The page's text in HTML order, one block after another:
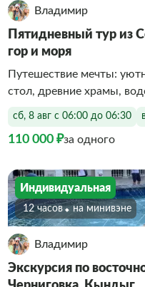
Владимир
Пятидневный тур из
гор и моря
Путешествие мечты:
стол, древние храмы,
сб, 8 авг с 06:00 до 06:30
110 000 ₽за одного
Индивидуальная
12 часов На минивэне
Владимир
Экскурсия по